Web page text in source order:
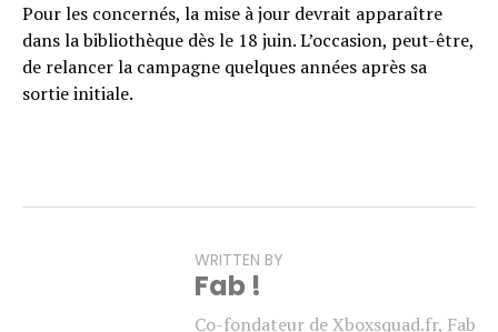
Pour les concernés, la mise à jour devrait apparaître
dans la bibliothèque dès le 18 juin. L’occasion, peut-être,
de relancer la campagne quelques années après sa
sortie initiale.
WRITTEN BY
Fab !
Co-fondateur de Xboxsquad.fr, Fab